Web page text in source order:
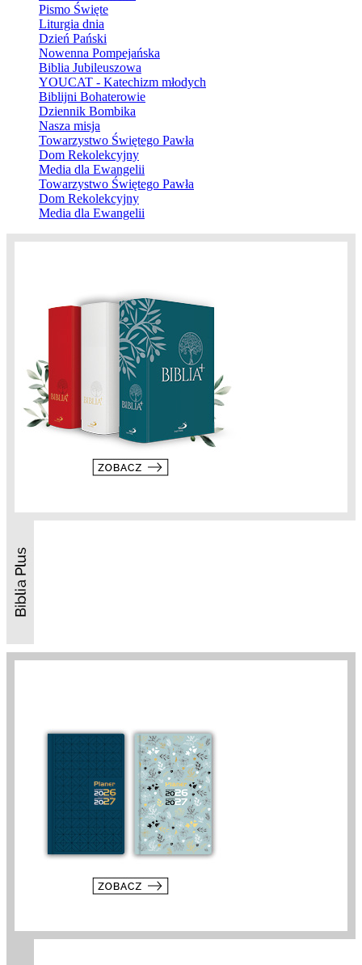
Pismo Święte
Liturgia dnia
Dzień Pański
Nowenna Pompejańska
Biblia Jubileuszowa
YOUCAT - Katechizm młodych
Biblijni Bohaterowie
Dziennik Bombika
Nasza misja
Towarzystwo Świętego Pawła
Dom Rekolekcyjny
Media dla Ewangelii
Towarzystwo Świętego Pawła
Dom Rekolekcyjny
Media dla Ewangelii